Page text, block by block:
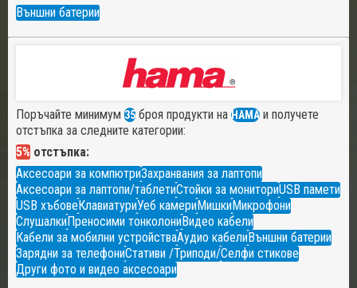
Външни батерии
Поръчайте минимум 35 броя продукти на HAMA и получете
отстъпка за следните категории:
5% отстъпка:
Аксесоари за компютриЗахранвания за лаптопи
Аксесоари за лаптопи/таблетиСтойки за мониториUSB памети
USB хъбовеКлавиатуриУеб камериМишкиМикрофони
СлушалкиПреносими тонколониВидео кабели
Кабели за мобилни устройстваАудио кабелиВъншни батерии
Зарядни за телефониСтативи /Триподи/Селфи стикове
Други фото и видео аксесоари